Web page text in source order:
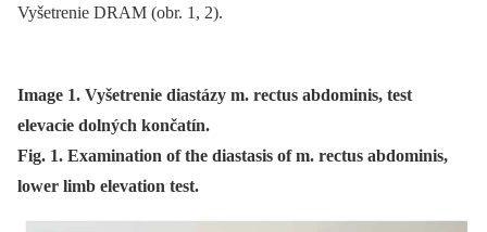
Vyšetrenie DRAM (obr. 1, 2).
Image 1. Vyšetrenie diastázy m. rectus abdominis, test
elevacie dolných končatín.
Fig. 1. Examination of the diastasis of m. rectus abdominis,
lower limb elevation test.